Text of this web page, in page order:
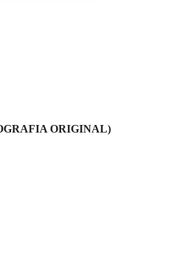
ORIGINAL)